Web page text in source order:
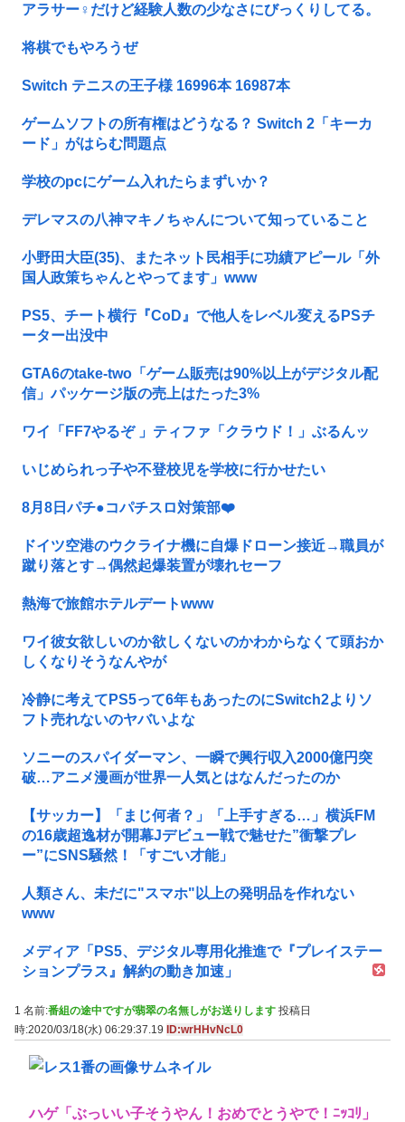
アラサー♀だけど経験人数の少なさにびっくりしてる。
将棋でもやろうぜ
Switch テニスの王子様 16996本 16987本
ゲームソフトの所有権はどうなる？ Switch 2「キーカ
ード」がはらむ問題点
学校のpcにゲーム入れたらまずいか？
デレマスの八神マキノちゃんについて知っていること
小野田大臣(35)、またネット民相手に功績アピール「外
国人政策ちゃんとやってます」www
PS5、チート横行『CoD』で他人をレベル変えるPSチ
ーター出没中
GTA6のtake-two「ゲーム販売は90%以上がデジタル配
信」パッケージ版の売上はたった3%
ワイ「FF7やるぞ 」ティファ「クラウド！」ぶるんッ
いじめられっ子や不登校児を学校に行かせたい
8月8日パチ●コパチスロ対策部❤️
ドイツ空港のウクライナ機に自爆ドローン接近→職員が
蹴り落とす→偶然起爆装置が壊れセーフ
熱海で旅館ホテルデートwww
ワイ彼女欲しいのか欲しくないのかわからなくて頭おか
しくなりそうなんやが
冷静に考えてPS5って6年もあったのにSwitch2よりソ
フト売れないのヤバいよな
ソニーのスパイダーマン、一瞬で興行収入2000億円突
破…アニメ漫画が世界一人気とはなんだったのか
【サッカー】「まじ何者？」「上手すぎる…」横浜FM
の16歳超逸材が開幕Jデビュー戦で魅せた”衝撃プレ
ー”にSNS騒然！「すごい才能」
人類さん、未だに"スマホ"以上の発明品を作れない
www
メディア「PS5、デジタル専用化推進で『プレイステー
ションプラス』解約の動き加速」
1 名前:番組の途中ですが翡翠の名無しがお送りします 投稿日
時:2020/03/18(水) 06:29:37.19
ID:wrHHvNcL0
ハゲ「ぶっいい子そうやん！おめでとうやで！ﾆｯｺﾘ」